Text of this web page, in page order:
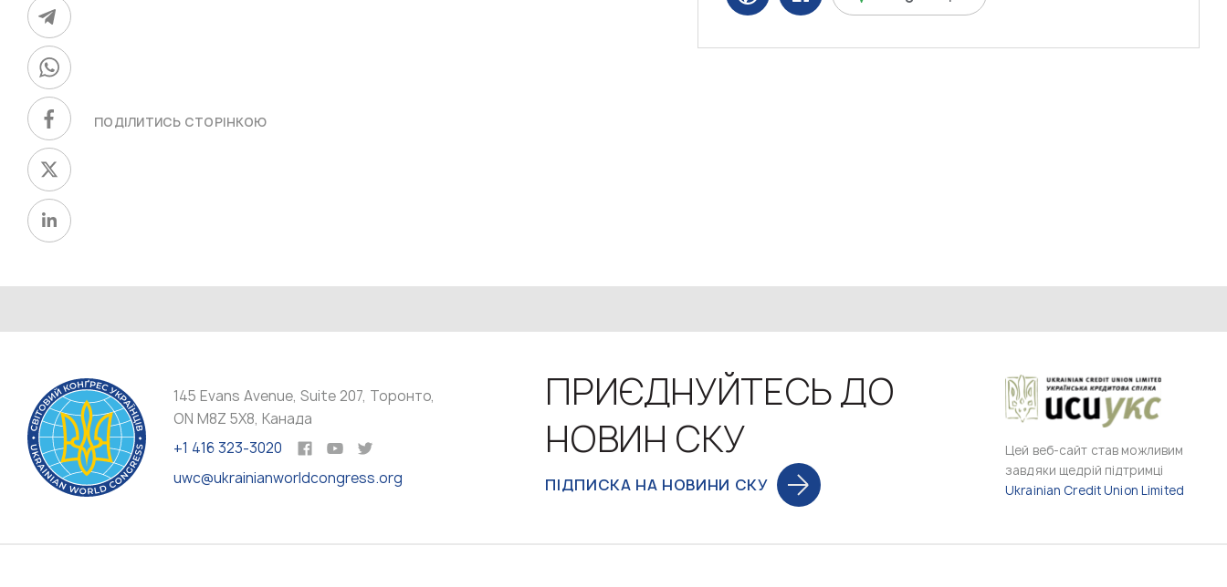
ПОДІЛИТИСЬ СТОРІНКОЮ
145 Evans Avenue, Suite 207, Торонто,
ON M8Z 5X8, Канада
+1 416 323-3020
uwc@ukrainianworldcongress.org
ПРИЄДНУЙТЕСЬ ДО
НОВИН СКУ
ПІДПИСКА НА НОВИНИ СКУ
Цей веб-сайт став можливим
завдяки щедрій підтримці
Ukrainian Credit Union Limited